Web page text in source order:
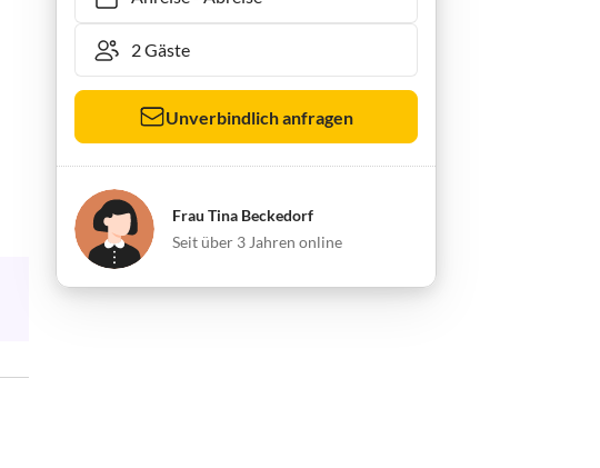
Unverbindlich anfragen
Frau Tina Beckedorf
Seit über 3 Jahren online